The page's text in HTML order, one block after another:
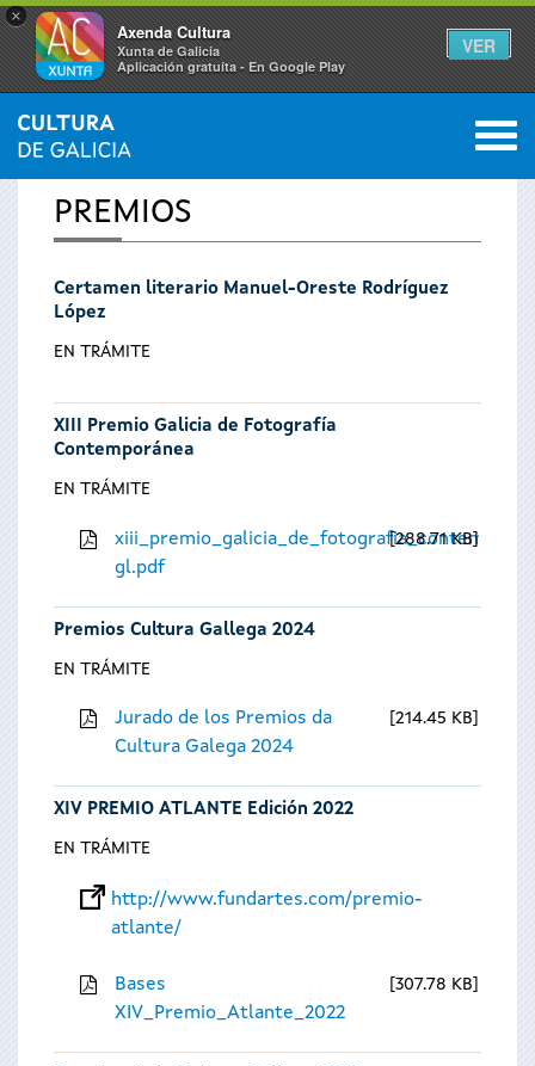
×
Axenda Cultura
Xunta de Galicia
Aplicación gratuíta - En Google Play
VER
Se
encuentra
usted
aquí
INICIO 0
PREMIOS
Certamen literario Manuel-Oreste Rodríguez
López
EN TRÁMITE
XIII Premio Galicia de Fotografía
Contemporánea
EN TRÁMITE
gl.pdf
288.71 KB
Premios Cultura Gallega 2024
EN TRÁMITE
Jurado de los Premios da
Cultura Galega 2024
214.45 KB
XIV PREMIO ATLANTE Edición 2022
EN TRÁMITE
http://www.fundartes.com/premio-
atlante/
Bases
XIV_Premio_Atlante_2022
307.78 KB